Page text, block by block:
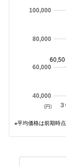
40,000
60,000
80,000
100,000
(円)
※平均価格は前期時